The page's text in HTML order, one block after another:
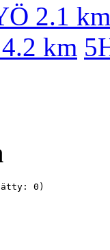
2.1 km
km
0)